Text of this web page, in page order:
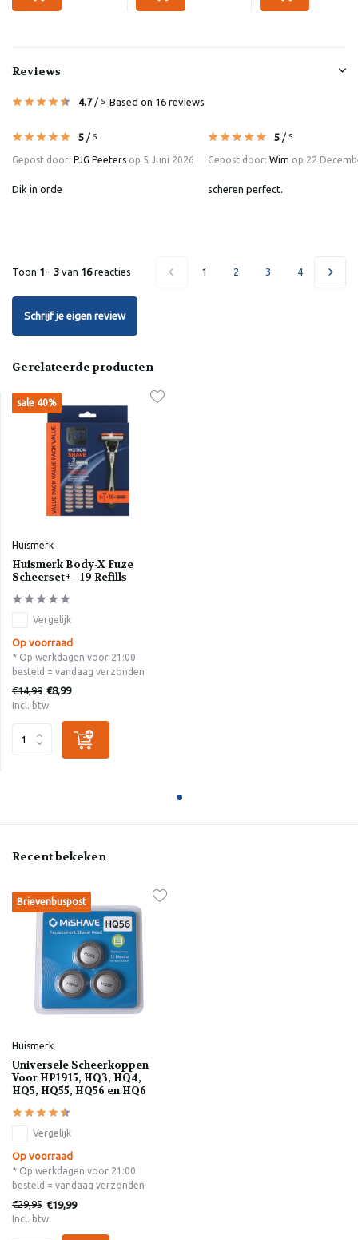
Reviews
4.7/ 5 Based on 16 reviews
5 / 5
Gepost door: PJG Peeters op 5 Juni 2026
Dik in orde
5 / 5
Gepost door: Wim op 22
scheren perfect.
Toon 1 - 3 van 16reacties 1 2 3 4 5
Schrijf je eigen review
Gerelateerde producten
sale 40%
Huismerk
Huismerk Body-X Fuze
Scheerset+ - 19 Refills
Vergelijk
Op voorraad
* Op werkdagen voor 21:00
besteld = vandaag verzonden
€14,99 €8,99
Incl. btw
Recent bekeken
Brievenbuspost
Huismerk
Universele Scheerkoppen
Voor HP1915, HQ3, HQ4,
HQ5, HQ55, HQ56 en HQ6
Vergelijk
Op voorraad
* Op werkdagen voor 21:00
besteld = vandaag verzonden
€29,95 €19,99
Incl. btw